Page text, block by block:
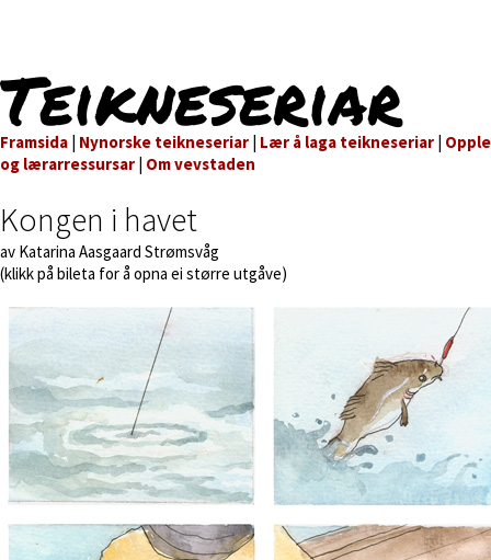
Teikneseriar
Framsida | Nynorske teikneseriar | Lær å laga teikneseriar |
og lærarressursar | Om vevstaden
Kongen i havet
av Katarina Aasgaard Strømsvåg
(klikk på bileta for å opna ei større utgåve)